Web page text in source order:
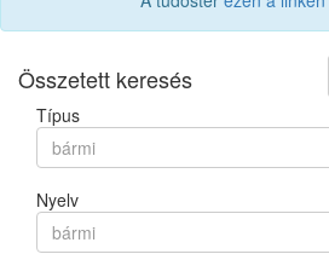
Összetett keresés
Típus
bármi
Nyelv
bármi